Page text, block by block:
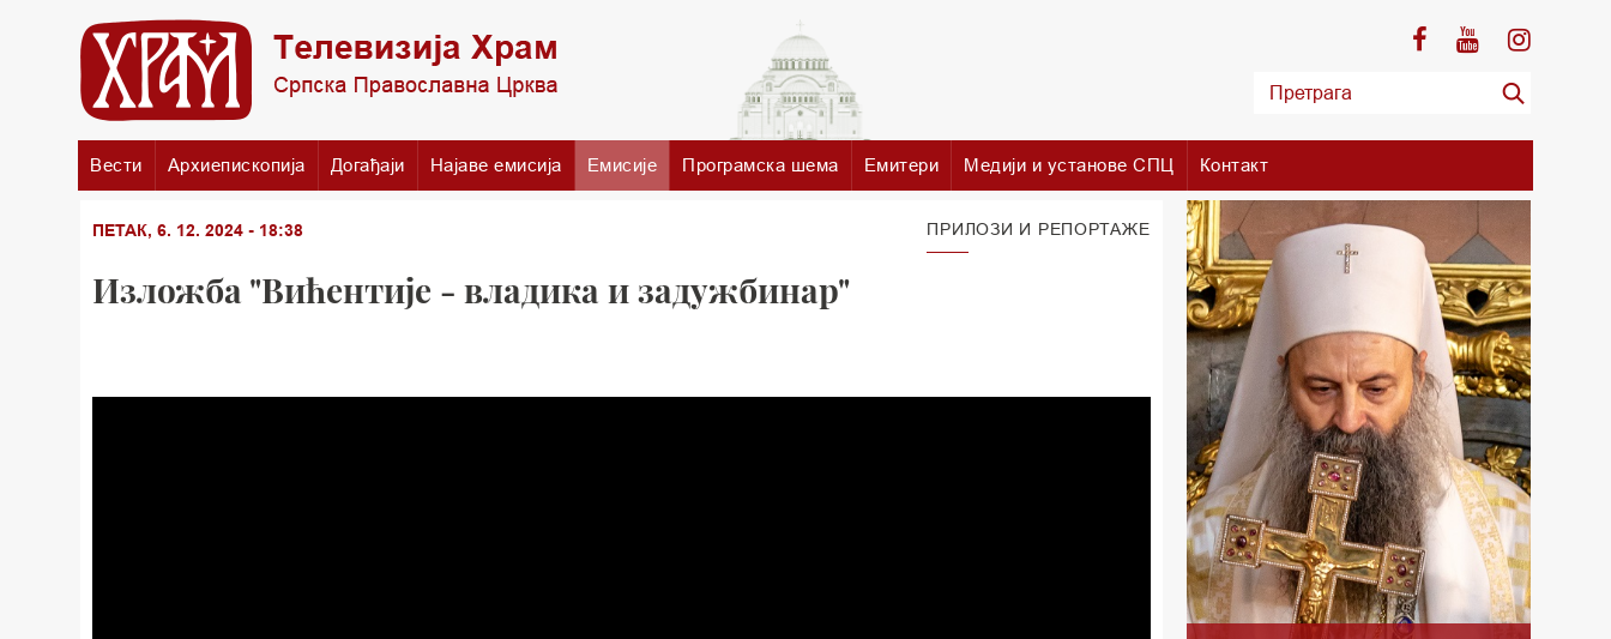
Вести Архиепископија Догађаји Најаве емисија Емисије Програмска шема Емитери Медији и установе СПЦ Контакт
ПЕТАК, 6. 12. 2024 - 18:38 ПРИЛОЗИ И РЕПОРТАЖЕ
Изложба "Вићентије - владика и задужбинар"